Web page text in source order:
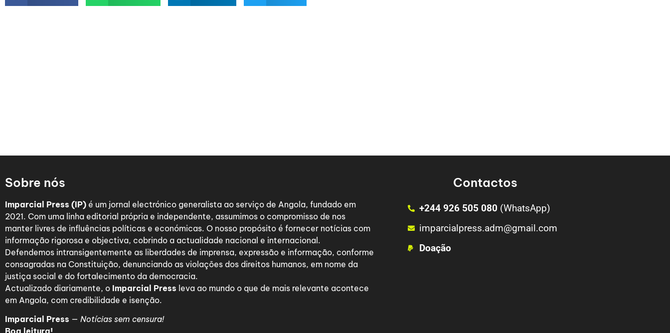
Sobre nós
Imparcial Press (IP) é um jornal electrónico generalista ao serviço de Angola, fundado em
2021. Com uma linha editorial própria e independente, assumimos o compromisso de nos
manter livres de influências políticas e económicas. O nosso propósito é fornecer notícias com
informação rigorosa e objectiva, cobrindo a actualidade nacional e internacional.
Defendemos intransigentemente as liberdades de imprensa, expressão e informação, conforme
consagradas na Constituição, denunciando as violações dos direitos humanos, em nome da
justiça social e do fortalecimento da democracia.
Actualizado diariamente, o Imparcial Press leva ao mundo o que de mais relevante acontece
em Angola, com credibilidade e isenção.
Imparcial Press — Notícias sem censura!
Contactos
+244 926 505 080 (WhatsApp)
imparcialpress.adm@gmail.com
Doação